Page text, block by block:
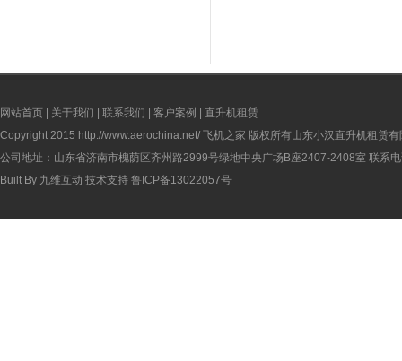
网站首页 关于我们 联系我们 客户案例
直升机租赁
Copyright 2015 http://www.aerochina.net/ 飞机之家 版权所有山东小汉直升机租赁有
公司地址：山东省济南市槐荫区齐州路2999号绿地中央广场B座2407-2408室 联系
Built By 九维互动 技术支持 鲁ICP备13022057号